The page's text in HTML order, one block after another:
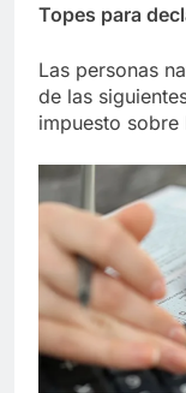
Topes para
Las personas
de las
impuesto